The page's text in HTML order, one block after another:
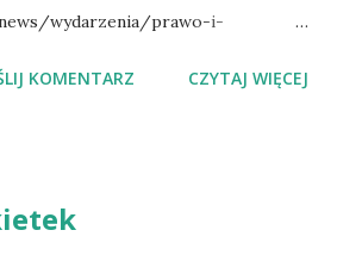
wydarzenia/prawo-i-
gre
KOMENTARZ CZYTAJ WIĘCEJ